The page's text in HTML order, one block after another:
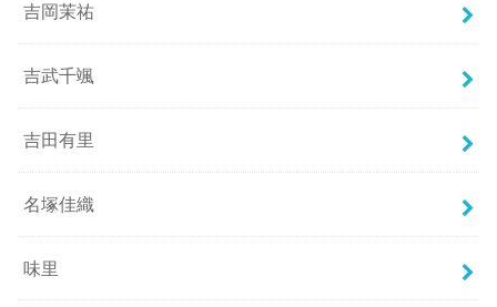
吉岡茉祐
吉武千颯
吉田有里
名塚佳織
味里